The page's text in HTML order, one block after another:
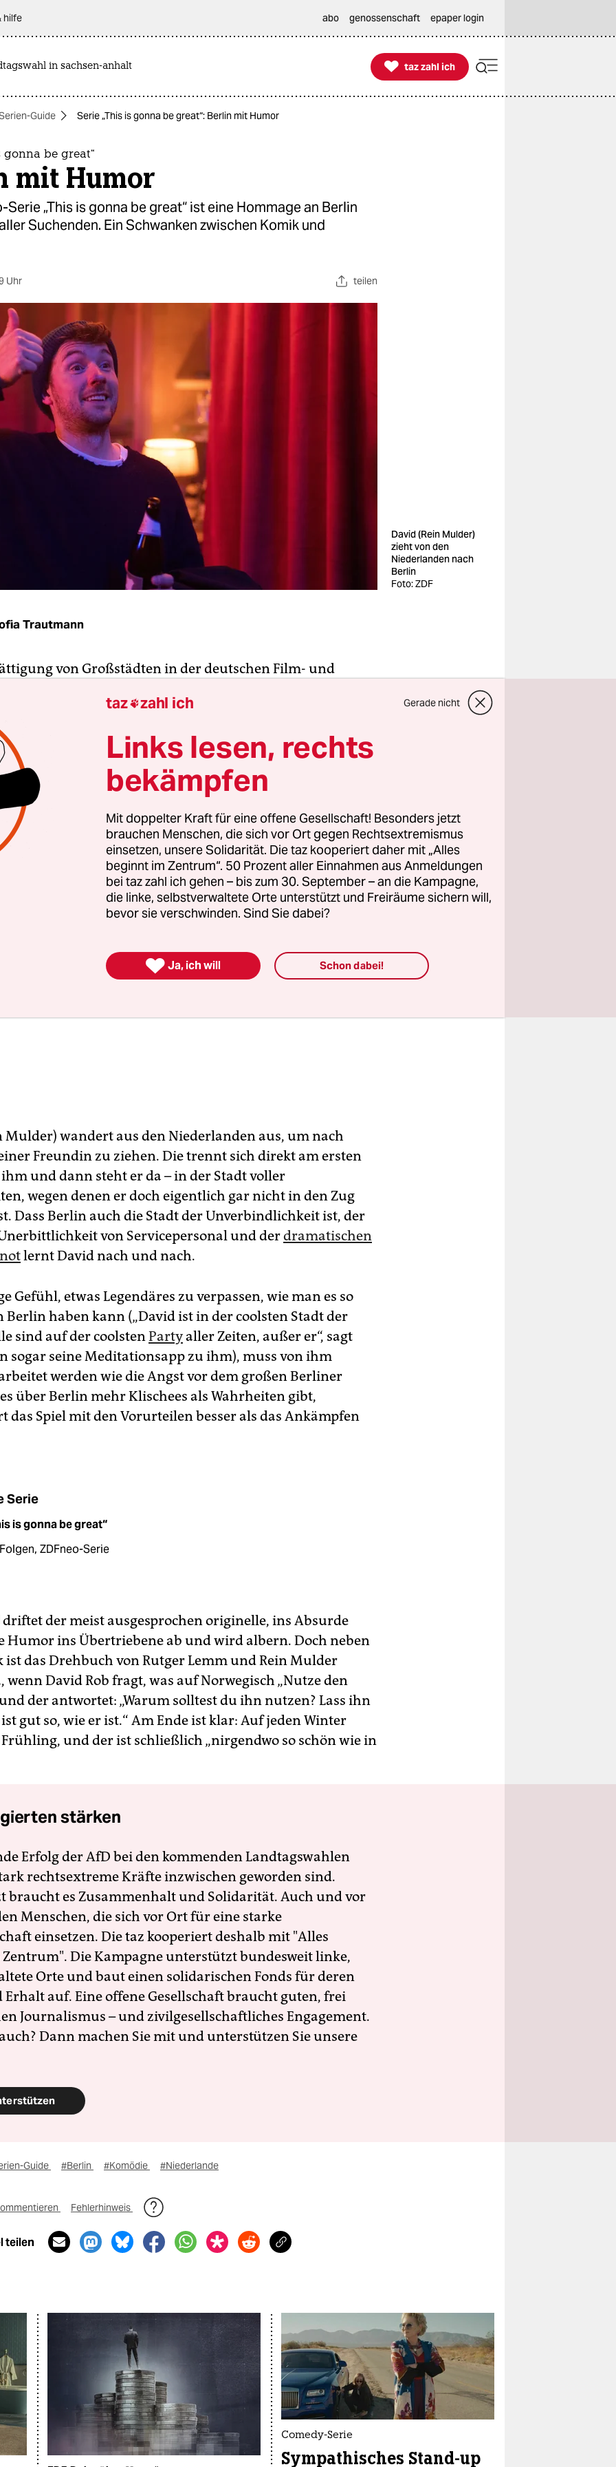
hilfe abo genossenschaft epaper login
in sachsen-anhalt 
taz zahl ich
taz zahl ich
Guide Serie „This is gonna be great“: Berlin mit Humor
gonna be great“
mit Humor
Serie „This is gonna be great“ ist eine Hommage an Berlin
Suchenden. Ein Schwanken zwischen Komik und
Uhr teilen
David (Rein Mulder)
zieht von den
Niederlanden nach
Berlin
Foto: ZDF
Trautmann
von Großstädten in der deutschen Film- und
Fernsehbildschirme. Zu viel Berlin im deutschen
eine Serie geht noch – und die ist außerordentlich
niederländisch-belgisch-deutscheDramedy „This is
unter der Regie von Beer ten Kate und Valerie
ist eine Hommage an Berlin als Stadt der Suchenden und
zwischen Klischee und Parodie.
Mulder) wandert aus den Niederlanden aus, um nach
Freundin zu ziehen. Die trennt sich direkt am ersten
und dann steht er da – in der Stadt voller
wegen denen er doch eigentlich gar nicht in den Zug
Dass Berlin auch die Stadt der Unverbindlichkeit ist, der
von Servicepersonal und derdramatischen
lernt David nach und nach.
Gefühl, etwas Legendäres zu verpassen, wie man es so
haben kann („David ist in der coolsten Stadt der
sind auf der coolstenPartyaller Zeiten, außer er“, sagt
sogar seine Meditationsapp zu ihm), muss von ihm
werden wie die Angst vor dem großen Berliner
über Berlin mehr Klischees als Wahrheiten gibt,
Spiel mit den Vorurteilen besser als das Ankämpfen
Serie
is gonna be great“
ZDFneo-Serie
der meist ausgesprochen originelle, ins Absurde
Humor ins Übertriebene ab und wird albern. Doch neben
ist das Drehbuch von Rutger Lemm und Rein Mulder
wenn David Rob fragt, was auf Norwegisch „Nutze den
der antwortet: „Warum solltest du ihn nutzen? Lass ihn
gut so, wie er ist.“ Am Ende ist klar: Auf jeden Winter
und der ist schließlich „nirgendwo so schön wie in
stärken
Erfolg der AfD bei den kommenden Landtagswahlen
rechtsextreme Kräfte inzwischen geworden sind.
braucht es Zusammenhalt und Solidarität. Auch und vor
Menschen, die sich vor Ort für eine starke
einsetzen. Die taz kooperiert deshalb mit "Alles
Die Kampagne unterstützt bundesweit linke,
Orte und baut einen solidarischen Fonds für deren
Erhalt auf. Eine offene Gesellschaft braucht guten, frei
Journalismus – und zivilgesellschaftliches Engagement.
Dann machen Sie mit und unterstützen Sie unsere
Guide #Berlin #Komödie #Niederlande
Fehlerhinweis
teilen
Comedy-Serie
Sympathisches Stand-up
taz zahl ich Gerade nicht
Links lesen, rechts
bekämpfen
Mit doppelter Kraft für eine offene Gesellschaft! Besonders jetzt
brauchen Menschen, die sich vor Ort gegen Rechtsextremismus
einsetzen, unsere Solidarität. Die taz kooperiert daher mit „Alles
beginnt im Zentrum“. 50 Prozent aller Einnahmen aus Anmeldungen
bei taz zahl ich gehen – bis zum 30. September – an die Kampagne,
die linke, selbstverwaltete Orte unterstützt und Freiräume sichern will,
bevor sie verschwinden. Sind Sie dabei?
 Ja, ich will Schon dabei!